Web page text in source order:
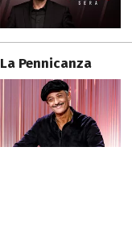
La Pennicanza